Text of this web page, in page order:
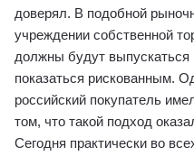
доверял. В подобной
учреждении собственной
должны будут выпускаться
показаться рискованным.
российский покупатель
том, что такой подход
Сегодня практически во